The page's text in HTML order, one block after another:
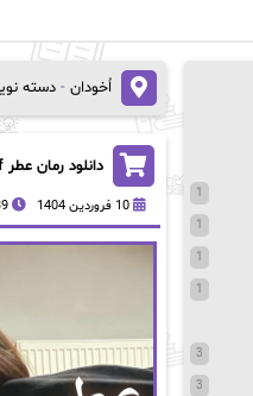
اُخودان - دسته
دانلود رمان عطر pdf | راضیه نعمتی
10 فروردین 1404
1
1
1
1
3
3